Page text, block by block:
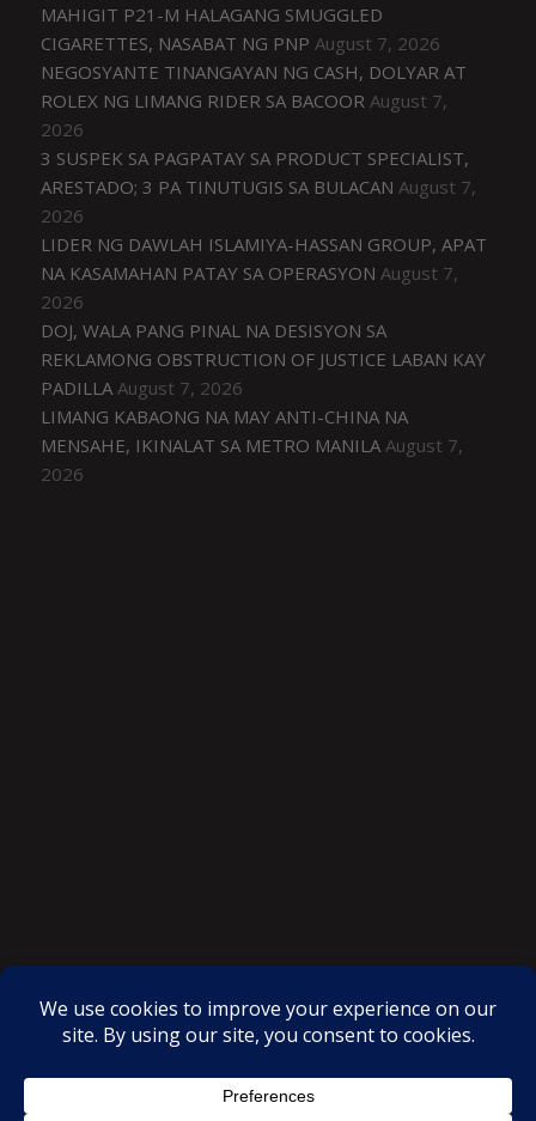
MAHIGIT P21-M HALAGANG SMUGGLED
CIGARETTES, NASABAT NG PNP August 7, 2026
NEGOSYANTE TINANGAYAN NG CASH, DOLYAR AT
ROLEX NG LIMANG RIDER SA BACOOR August 7,
2026
3 SUSPEK SA PAGPATAY SA PRODUCT SPECIALIST,
ARESTADO; 3 PA TINUTUGIS SA BULACAN August 7,
2026
LIDER NG DAWLAH ISLAMIYA-HASSAN GROUP, APAT
NA KASAMAHAN PATAY SA OPERASYON August 7,
2026
DOJ, WALA PANG PINAL NA DESISYON SA
REKLAMONG OBSTRUCTION OF JUSTICE LABAN KAY
PADILLA August 7, 2026
LIMANG KABAONG NA MAY ANTI-CHINA NA
MENSAHE, IKINALAT SA METRO MANILA August 7,
2026